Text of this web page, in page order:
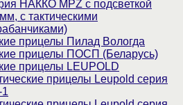
НАККО MPZ с подсветкой
c тактическими
прицелы Пилад Вологда
прицелы ПОСП (Беларусь)
прицелы LEUPOLD
прицелы Leupold серия